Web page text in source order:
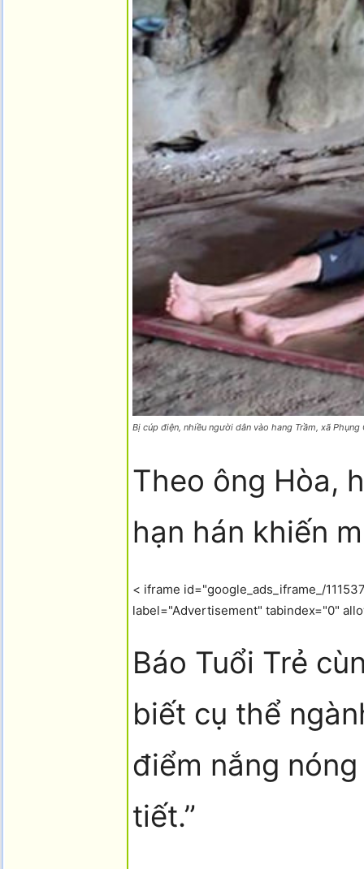
Bị cúp điện, nhiều người dân vào hang Trầm, xã
Theo ông Hòa,
hạn hán khiến
< iframe id="google_ads_iframe_/
label="Advertisement" tabindex="0"
Báo Tuổi Trẻ
biết cụ thể
điểm nắng
tiết.”